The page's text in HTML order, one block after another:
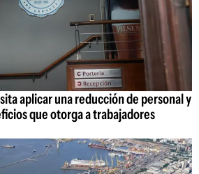
aplicar una reducción de personal y
que otorga a trabajadores